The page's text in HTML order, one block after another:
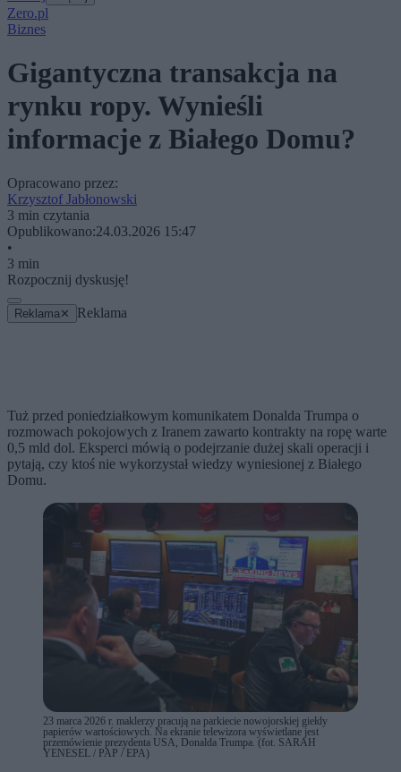
Zero.pl
Biznes
Gigantyczna transakcja na
rynku ropy. Wynieśli
informacje z Białego Domu?
Opracowano przez:
Krzysztof Jabłonowski
3 min czytania
Opublikowano:24.03.2026 15:47
•
3 min
Rozpocznij dyskusję!
Reklama ✕ Reklama
Tuż przed poniedziałkowym komunikatem Donalda Trumpa o
rozmowach pokojowych z Iranem zawarto kontrakty na ropę warte
0,5 mld dol. Eksperci mówią o podejrzanie dużej skali operacji i
pytają, czy ktoś nie wykorzystał wiedzy wyniesionej z Białego
Domu.
23 marca 2026 r. maklerzy pracują na parkiecie nowojorskiej giełdy
papierów wartościowych. Na ekranie telewizora wyświetlane jest
przemówienie prezydenta USA, Donalda Trumpa. (fot. SARAH
YENESEL / PAP / EPA)